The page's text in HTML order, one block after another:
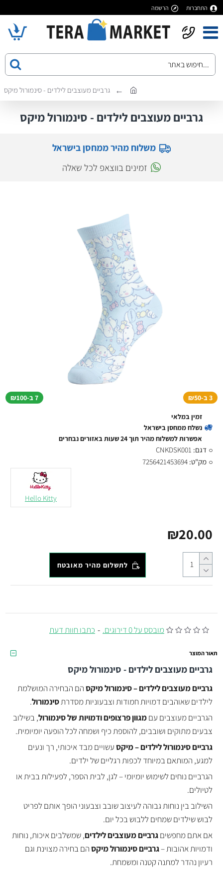
התחברות הרשמה
גרביים מעוצבים לילדים - סינמורול מיקס
גרביים מעוצבים לילדים - סינמורול מיקס
משלוח מהיר ממחסן בישראל
זמינים בווצאפ לכל שאלה
3 ב-₪50 7 ב-₪100
מובסס על 0 דירוגים. - כתבו חוות דעת
₪20.00
זמין במלאי
נשלח ממחסן בישראל
אפשרות למשלוח מהיר תוך 24 שעות באזורים נבחרים
דגם: CNKDSK001
מק"ט: 7256421453694
Hello Kitty
לתשלום מהיר מאובטח
תאור המוצר
גרביים מעוצבים לילדים - סינמורול מיקס
גרביים מעוצבים לילדים – סינמורול מיקסהם הבחירה המושלמת
לילדים שאוהבים דמויות חמודות וצבעוניות מסדרתסינמורול.
הגרביים מעוצבים עםמגוון פרצופים ודמויות של סינמורול, בשילוב
צבעים מתוקים ושובבים, להוספת כיף ושמחה לכל הופעה יומיומית.
גרביים סינמורול לילדים – מיקסעשויים מבד איכותי, רך ונעים
למגע, המותאם במיוחד לכפות רגליים של ילדים.
הגרביים נוחים לשימוש יומיומי – לגן, לבית הספר, לפעילות בבית או
לטיולים.
השילוב בין נוחות גבוהה לעיצוב שובב וצבעוני הופך אותם לפריט
לבוש שילדים שמחים ללבוש בכל יום.
אם אתם מחפשיםגרביים מעוצבים לילדים, שמשלבים איכות, נוחות
ודמויות אהובות –גרביים סינמורול מיקסהם בחירה מצוינת וגם
רעיון נהדר למתנה קטנה ומשמחת.